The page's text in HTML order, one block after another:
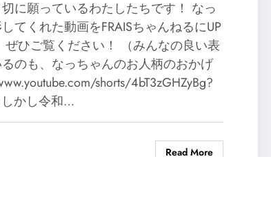
に願っているわたしたちです！ なっ
てくれた動画をFRAISちゃんねるにUP
ぜひご覧ください！ （みんなの良い表
のも、なっちゃんのお人柄のおかげ
shorts/4bT3zGHZyBg?
しかし令和…
Read More